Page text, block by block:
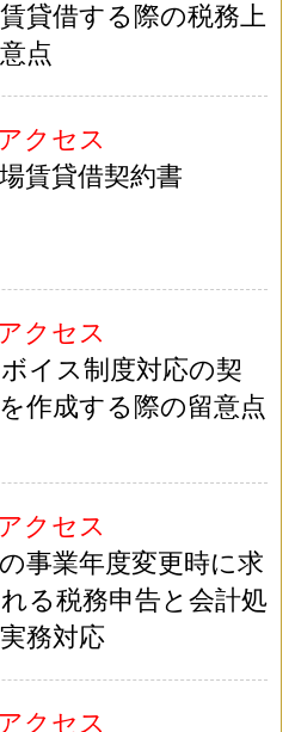
貸借する際の税務上
点
クセス
賃貸借契約書
クセス
イス制度対応の契
作成する際の留意点
クセス
事業年度変更時に求
る税務申告と会計処
務対応
クセス